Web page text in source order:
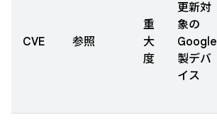
CVE 参照
重
大
度
更新対
象の
Google
製デバ
イス